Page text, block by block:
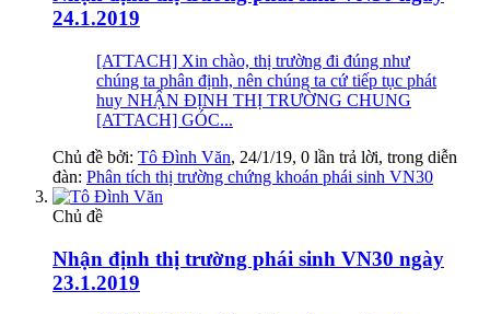
24.1.2019
[ATTACH] Xin chào, thị trường đi đúng như
chúng ta phân định, nên chúng ta cứ tiếp tục phát
huy NHẬN ĐỊNH THỊ TRƯỜNG CHUNG
[ATTACH] GÓC...
Chủ đề bởi: Tô Đình Văn, 24/1/19, 0 lần trả lời, trong diễn
đàn: Phân tích thị trường chứng khoán phái sinh VN30
Chủ đề
Nhận định thị trường phái sinh VN30 ngày
23.1.2019